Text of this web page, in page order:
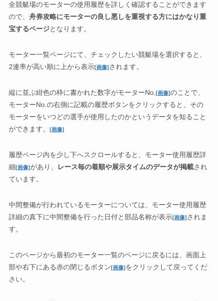
全競艇場のモーターの使用履歴を詳しく確認することができます
ので、 舟券攻略にモーターの良し悪しを重視する方にはかなり重
宝するページとなります。
モーター一覧ページにて、チェックしたい競艇場を選択すると、
2連率が高い順に上から表示[画像] されます。
縦に並ぶ紺色の枠に書かれた数字がモーターNo. [画像]のことで、
モーターNo.の右側に記載の履歴ボタンをクリックすると、その
モーターをいつどの選手が使用したのかというデータを知ること
ができます。
[画像]
履歴ページ内を少し下へスクロールすると、モーター使用履歴詳
細[画像]があり、 レース毎の着順や展示タイムのデータが掲載され
ています。
中間整備が行われているモーターについては、モーター使用履歴
詳細の真下に中間整備を行った日付と部品名称が表示[画像] されま
す。
このページから最初のモーター一覧のページに戻るには、画面上
部や右下にある赤の閉じるボタン[画像]をクリックして戻ってくだ
さい。